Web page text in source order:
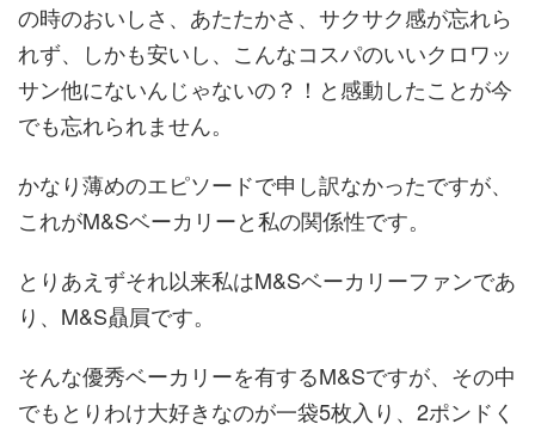
の時のおいしさ、あたたかさ、サクサク感が忘れら
れず、しかも安いし、こんなコスパのいいクロワッ
サン他にないんじゃないの？！と感動したことが今
でも忘れられません。
かなり薄めのエピソードで申し訳なかったですが、
これがM&Sベーカリーと私の関係性です。
とりあえずそれ以来私はM&Sベーカリーファンであ
り、M&S贔屓です。
そんな優秀ベーカリーを有するM&Sですが、その中
でもとりわけ大好きなのが一袋5枚入り、2ポンドく